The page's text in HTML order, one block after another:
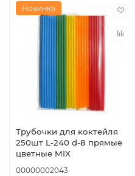
Удобны для массовых
использования
Используются в
взрослых праздниках,
транспортируются.
Новинка
Трубочки для коктейля
250шт L-240 d-8 прямые
цветные MIX
00000002043